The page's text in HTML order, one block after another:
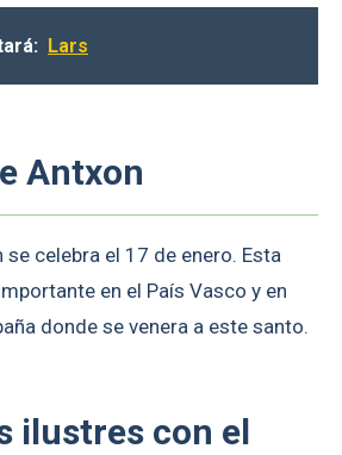
Lars
Antxon
se celebra el 17 de enero. Esta
en el País Vasco y en
donde se venera a este santo.
ilustres con el